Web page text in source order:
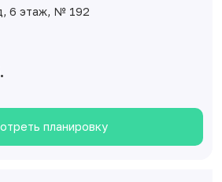
6 этаж, № 192
планировку